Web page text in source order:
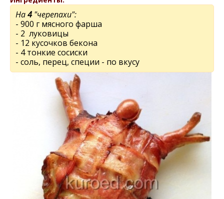
На4"черепахи":
- 900 г мясного фарша
- 2 луковицы
- 12 кусочков бекона
- 4 тонкие сосиски
- соль, перец, специи - по вкусу